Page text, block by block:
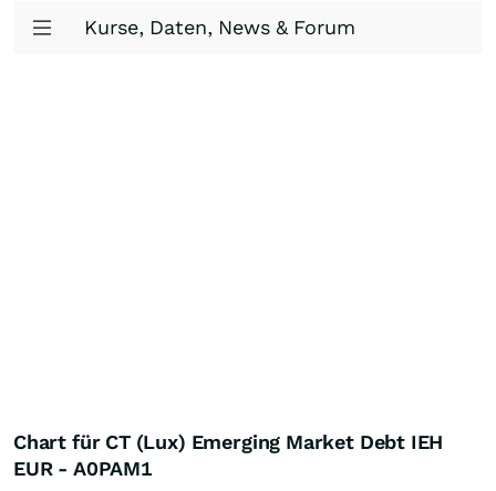
Kurse, Daten, News & Forum
Chart für CT (Lux) Emerging Market Debt IEH
EUR - A0PAM1